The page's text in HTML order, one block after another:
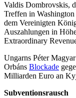
Valdis Dombrovskis,
Treffen in
dem Vereinigten
Auszahlungen in
Extraordinary
Ungarns Péter
Orbáns Blockade
Milliarden Euro an
Subventionsrausch